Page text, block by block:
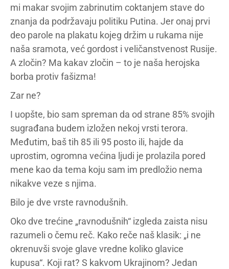
mi makar svojim zabrinutim coktanjem stave do
znanja da podržavaju politiku Putina. Jer onaj prvi
deo parole na plakatu kojeg držim u rukama nije
naša sramota, već gordost i veličanstvenost Rusije.
A zločin? Ma kakav zločin – to je naša herojska
borba protiv fašizma!
Zar ne?
I uopšte, bio sam spreman da od strane 85% svojih
sugrađana budem izložen nekoj vrsti terora.
Međutim, baš tih 85 ili 95 posto ili, hajde da
uprostim, ogromna većina ljudi je prolazila pored
mene kao da tema koju sam im predložio nema
nikakve veze s njima.
Bilo je dve vrste ravnodušnih.
Oko dve trećine „ravnodušnih“ izgleda zaista nisu
razumeli o čemu reč. Kako reče naš klasik: „i ne
okrenuvši svoje glave vredne koliko glavice
kupusa“. Koji rat? S kakvom Ukrajinom? Jedan